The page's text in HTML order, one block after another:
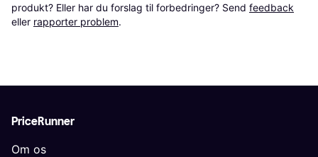
produkt? Eller har du forslag til forbedringer? Send feedback
eller rapporter problem.
PriceRunner
Om os